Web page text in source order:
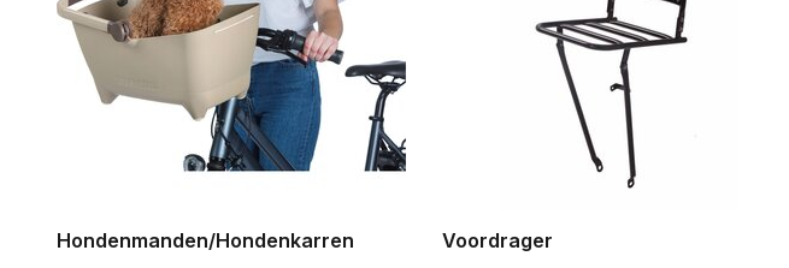
Hondenmanden/Hondenkarren Voordrager